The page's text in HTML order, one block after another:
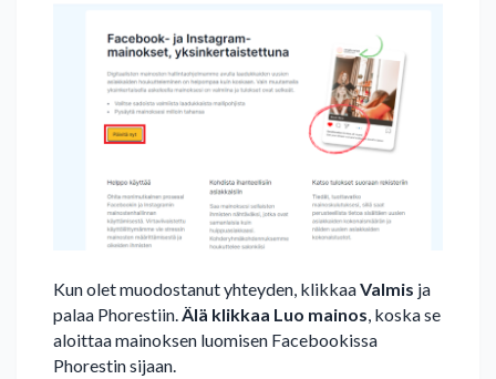
Kun olet muodostanut yhteyden, klikkaaValmis ja
palaa Phorestiin.Älä klikkaa Luo mainos, koska se
aloittaa mainoksen luomisen Facebookissa
Phorestin sijaan.